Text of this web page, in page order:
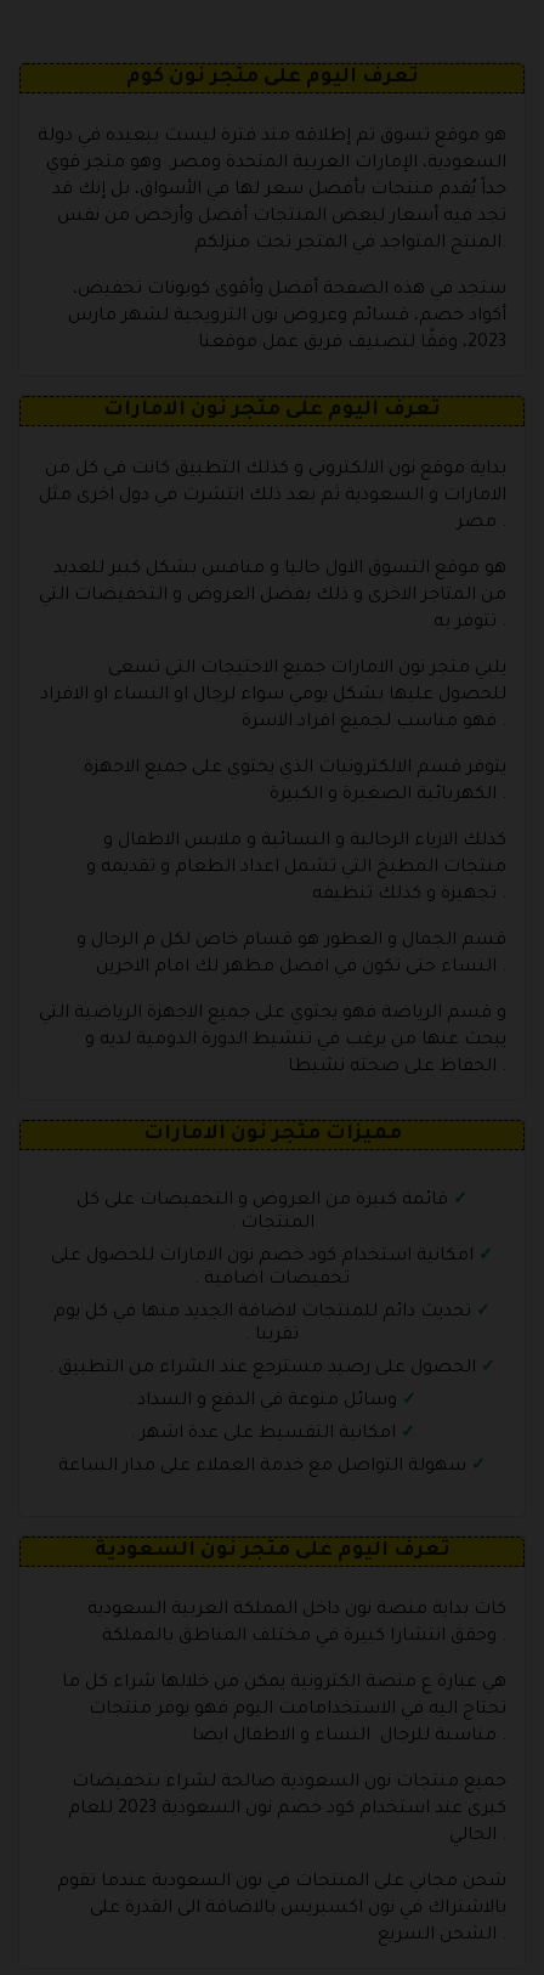
تعرف اليوم على متجر نون كوم
هو موقع تسوق تم إطلاقه منذ فترة ليست ببعيده في دولة
السعودية، الإمارات العربية المتحدة ومصر. وهو متجر قوي
جداً يُقدم منتجات بأفضل سعر لها في الأسواق، بل إنك قد
تجد فيه أسعار لبعض المنتجات أفضل وأرخص من نفس
المنتج المتواجد في المتجر تحت منزلكم.
ستجد في هذه الصفحة أفضل وأقوى كوبونات تخفيض،
أكواد خصم، قسائم وعروض نون الترويجية لشهر مارس
2023، وفقًا لتصنيف فريق عمل موقعنا
تعرف اليوم على متجر نون الامارات
بداية موقع نون الالكتروني و كذلك التطبيق كانت في كل من
الامارات و السعودية ثم بعد ذلك انتشرت في دول اخرى مثل
مصر .
هو موقع التسوق الاول حاليا و منافس بشكل كبير للعديد
من المتاجر الاخرى و ذلك بفضل العروض و التخفيضات التي
تتوفر به .
يلبي متجر نون الامارات جميع الاحتيجات التي تسعى
للحصول عليها بشكل يومي سواء لرجال او النساء او الافراد
فهو مناسب لجميع افراد الاسرة .
يتوفر قسم الالكترونيات الذي يحتوي على جميع الاجهزة
الكهربائية الصغيرة و الكبيرة .
كذلك الازياء الرجالية و النسائية و ملابس الاطفال و
منتجات المطبخ التي تشمل اعداد الطعام و تقديمه و
تجهيزة و كذلك تنظيفه .
قسم الجمال و العطور هو قسام خاص لكل م الرجال و
النساء حتى تكون في افضل مظهر لك امام الاخرين .
و قسم الرياضة فهو يحتوي على جميع الاجهزة الرياضية التي
يبحث عنها من يرغب في تنشيط الدورة الدومية لديه و
الحفاظ على صحته نشيطا .
مميزات متجر نون الامارات
قائمة كبيرة من العروض و التخفيضات على كل
المنتجات .
امكانية استخدام كود خصم نون الامارات للحصول على
تخفيضات اضافية .
تحديث دائم للمنتجات لاضافة الجديد منها في كل يوم
تقريبا .
الحصول على رصيد مسترجع عند الشراء من التطبيق .
وسائل منوعة في الدفع و السداد .
امكانية التقسيط على عدة اشهر .
سهولة التواصل مع خدمة العملاء على مدار الساعة
تعرف اليوم على متجر نون السعودية
كات بداية منصة نون داخل المملكة العربية السعودية
وحقق انتشارا كبيرة في مختلف المناطق بالمملكة .
هي عبارة ع منصة الكترونية يمكن من خلالها شراء كل ما
تحتاج اليه في الاستخدامامت اليوم فهو يوفر منتجات
مناسبة للرجال النساء و الاطفال ايضا .
جميع منتجات نون السعودية صالحة لشراء بتخفيضات
كبرى عند استخدام كود خصم نون السعودية 2023 للعام
الحالي .
شحن مجاني على المنتجات في نون السعودية عندما تقوم
بالاشتراك في نون اكسبريس بالاضافة الى القدرة على
الشحن السريع .